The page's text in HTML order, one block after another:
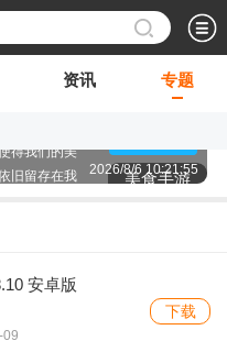
资讯 专题
美食手游
的一句话,我
我们中华美
得我们的美
旧留存在我
的视觉冲击
2026/8/6 10:21:55
安卓版
09
下载